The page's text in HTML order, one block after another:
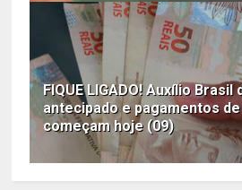
FIQUE LIGADO! Auxílio Brasil
antecipado e pagamentos
começam hoje (09)